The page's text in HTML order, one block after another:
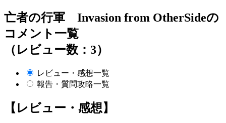
亡者の行軍 Invasion from OtherSideの
コメント一覧
（レビュー数：3）
レビュー・感想一覧
報告・質問攻略一覧
【レビュー・感想】